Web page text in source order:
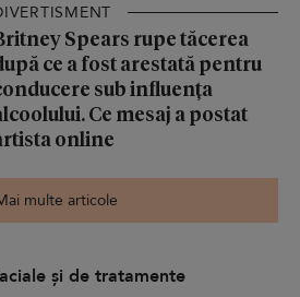
Spears rupe tăcerea
ce a fost arestată pentru
sub influența
Ce mesaj a postat
online
multe articole
și de tratamente